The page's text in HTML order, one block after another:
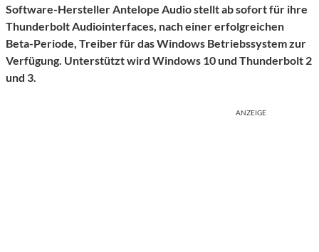
Software-Hersteller Antelope Audio stellt ab sofort für ihre
Thunderbolt Audiointerfaces, nach einer erfolgreichen
Beta-Periode, Treiber für das Windows Betriebssystem zur
Verfügung. Unterstützt wird Windows 10 und Thunderbolt 2
und 3.
ANZEIGE